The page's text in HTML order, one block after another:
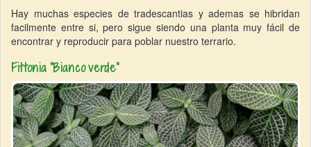
Hay muchas especies de tradescantias y ademas se hibridan
facilmente entre si, pero sigue siendo una planta muy fácil de
encontrar y reproducir para poblar nuestro terrario.
Fittonia “Bianco verde”